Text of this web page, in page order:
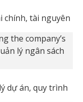
chính, tài nguyên
the company’s
lý ngân sách
dự án, quy trình